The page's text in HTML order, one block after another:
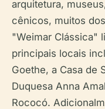
arquitetura,
cênicos, muitos
"Weimar Clássica"
principais locais
Goethe, a Casa de
Duquesa Anna
Rococó.